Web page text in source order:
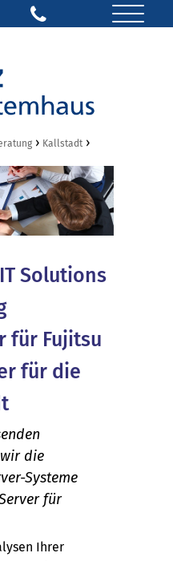
› Kallstadt ›
Solutions
für Fujitsu
für die
die
Systeme
für
Ihrer